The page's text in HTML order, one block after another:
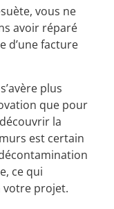
internes de
vous ne
avoir réparé
facture
plus
que pour
la
est certain
ce qui
projet.